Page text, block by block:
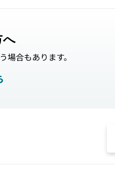
へ
場合もあります。